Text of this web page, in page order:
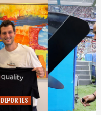
DEPORTES